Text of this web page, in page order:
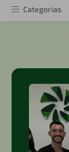
Categorias